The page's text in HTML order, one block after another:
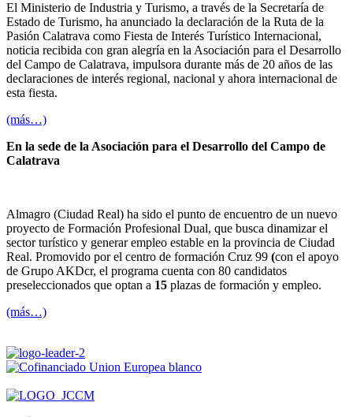
El Ministerio de Industria y Turismo, a través de la Secretaría de
Estado de Turismo, ha anunciado la declaración de la Ruta de la
Pasión Calatrava como Fiesta de Interés Turístico Internacional,
noticia recibida con gran alegría en la Asociación para el Desarrollo
del Campo de Calatrava, impulsora durante más de 20 años de las
declaraciones de interés regional, nacional y ahora internacional de
esta fiesta.
(más…)
En la sede de la Asociación para el Desarrollo del Campo de
Calatrava
Almagro (Ciudad Real) ha sido el punto de encuentro de un nuevo
proyecto de Formación Profesional Dual, que busca dinamizar el
sector turístico y generar empleo estable en la provincia de Ciudad
Real. Promovido por el centro de formación Cruz 99 (con el apoyo
de Grupo AKDcr, el programa cuenta con 80 candidatos
preseleccionados que optan a 15 plazas de formación y empleo.
(más…)